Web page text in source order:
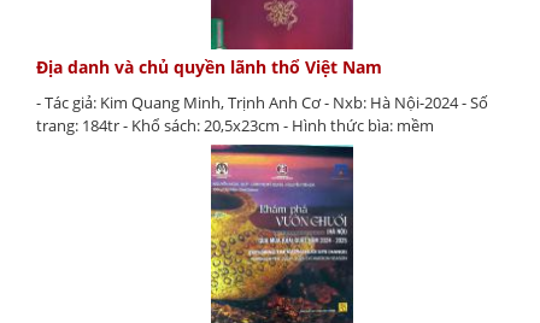
Địa danh và chủ quyền lãnh thổ Việt Nam
- Tác giả: Kim Quang Minh, Trịnh Anh Cơ - Nxb: Hà Nội-2024 - Số
trang: 184tr - Khổ sách: 20,5x23cm - Hình thức bìa: mềm